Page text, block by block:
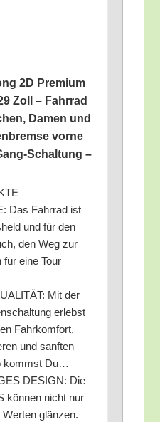
2D Pre­mi­um
Zoll – Fahr­rad
Damen und
vor­ne
Schal­tung –
Das Fahr­rad ist
und für den
den Weg zur
für eine Tour
Mit der
erlebst
Fahr­kom­fort,
und sanf­ten
kommst Du…
DESIGN: Die
kön­nen nicht nur
glän­zen.